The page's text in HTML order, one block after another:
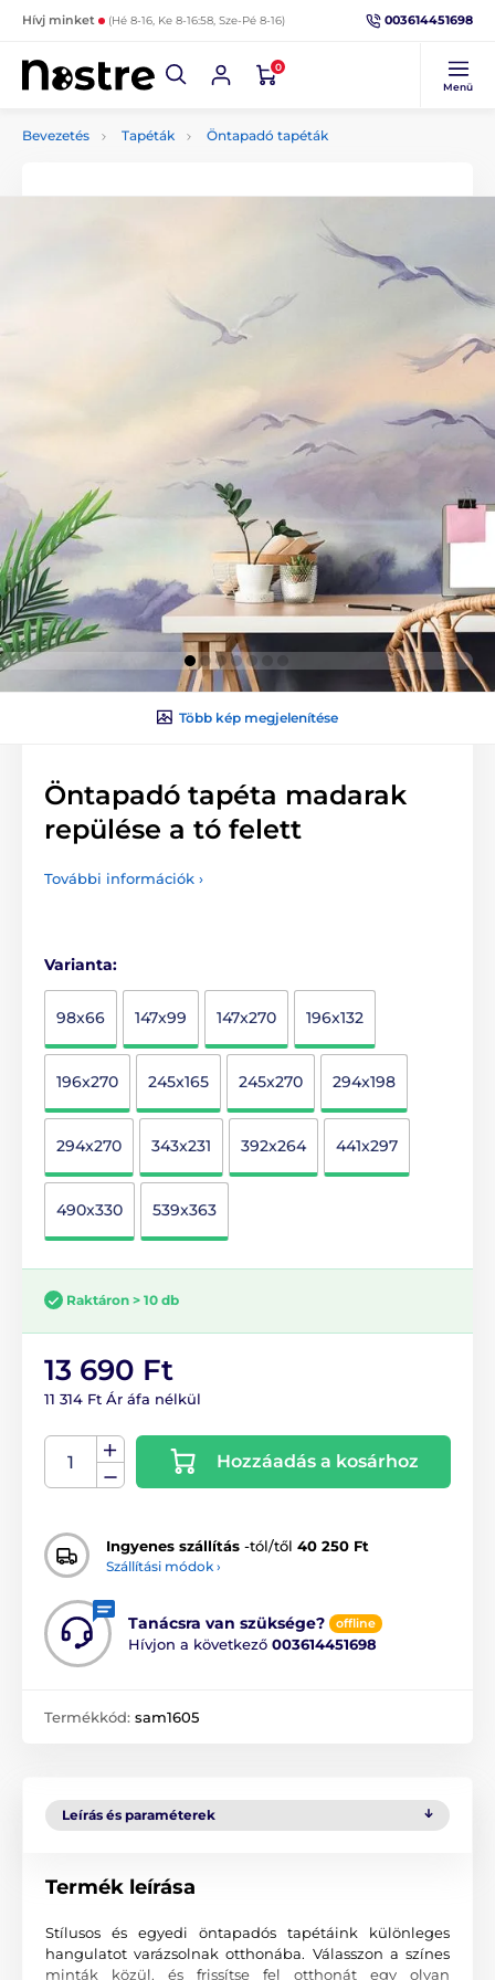
Hívj minket (Hé 8-16, Ke 8-16:58, Sze-Pé 8-16) 003614451698
0
Menü
Bevezetés Tapéták Öntapadó tapéták
Több kép megjelenítése
Öntapadó tapéta madarak
repülése a tó felett
További információk ›
Varianta:
98x66 147x99 147x270 196x132
196x270 245x165 245x270 294x198
294x270 343x231 392x264 441x297
490x330 539x363
Raktáron > 10 db
13 690 Ft
11 314 Ft Ár áfa nélkül
Hozzáadás a kosárhoz
Ingyenes szállítás -tól/től 40 250 Ft
Szállítási módok ›
Tanácsra van szüksége? offline
Hívjon a következő 003614451698
Termékkód: sam1605
Leírás és paraméterek
Termék leírása
Stílusos és egyedi öntapadós tapétáink különleges
hangulatot varázsolnak otthonába. Válasszon a színes
minták közül, és frissítse fel otthonát egy olyan